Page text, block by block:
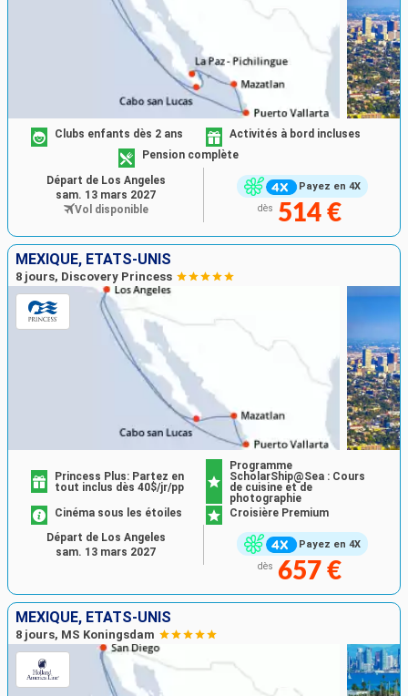
Payez en 4X
Clubs enfants dès 2 ans
Activités à bord incluses
Pension complète
dès 514 €
Départ de Los Angeles
sam. 13 mars 2027
Vol disponible
MEXIQUE, ÉTATS-UNIS
8 jours, Discovery Princess
Payez en 4X
Princess Plus: Partez en
tout inclus dès 40$/jr/pp
Programme
ScholarShip@Sea : Cours
de cuisine et de
photographie
Cinéma sous les étoiles
Croisière Premium
dès 657 €
Départ de Los Angeles
sam. 13 mars 2027
MEXIQUE, ÉTATS-UNIS
8 jours, MS Koningsdam